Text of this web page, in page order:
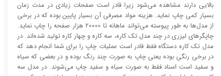
بالایی دارند مشاهده می‌شود زیرا قادر است صفحات زیادی در مدت زمان
بسیار کمی چاپ نماید. هزینه مواد مصرفی آن بسیار پایین بوده که در برخی
از مدل‌ها به طور پیوسته می‌تواند ماهانه تا 20000 هزار صفحه را چاپ نماید.
چاپگر‌های لیزری در چند مدل تک کاره، سه کاره و چهار کاره تولید شده‌اند. در
مدل تک کاره دستگاه فقط قادر است عملیات چاپ را برای شما انجام دهد که
در برخی رنگی بوده یعنی چاپ به صورت چند رنگ بوده و در بعضی که سیاه
و سفید است اسناد فقط به صورت سیاه و سفید چاپ می‌شوند. در مدل سه